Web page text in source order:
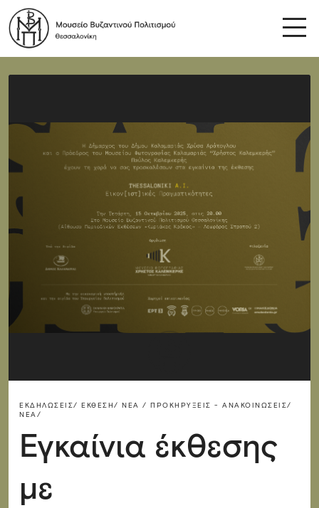
ΕΚΔΗΛΏΣΕΙΣ/ ΈΚΘΕΣΗ/ ΝΈΑ / ΠΡΟΚΗΡΎΞΕΙΣ - ΑΝΑΚΟΙΝΏΣΕΙΣ/
ΝΈΑ/
Εγκαίνια έκθεσης
με